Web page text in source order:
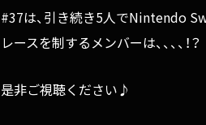
#37は、引き続き5人でNintendo
レースを制するメンバーは、、、、！？
是非ご視聴ください♪